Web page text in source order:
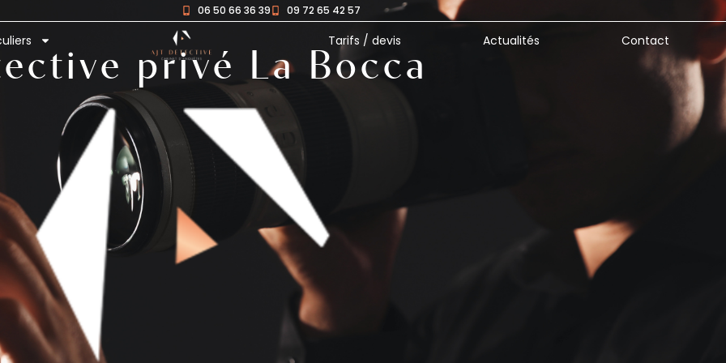
06 50 66 36 39 09 72 65 42 57
Tarifs / devis Actualités Contact
privé La Bocca